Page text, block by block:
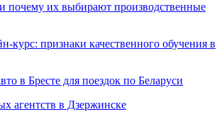
почему их выбирают производственные
курс: признаки качественного обучения в
в Бресте для поездок по Беларуси
агентств в Дзержинске